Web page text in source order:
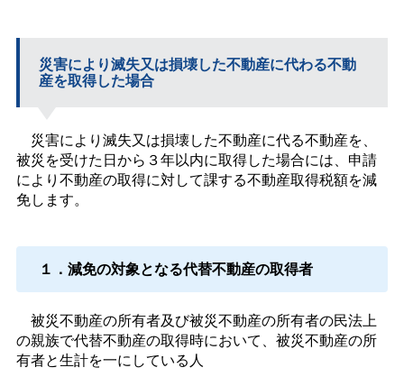
災害により滅失又は損壊した不動産に代わる不動
産を取得した場合
災害により滅失又は損壊した不動産に代る不動産を、
被災を受けた日から３年以内に取得した場合には、申請
により不動産の取得に対して課する不動産取得税額を減
免します。
１．減免の対象となる代替不動産の取得者
被災不動産の所有者及び被災不動産の所有者の民法上
の親族で代替不動産の取得時において、被災不動産の所
有者と生計を一にしている人